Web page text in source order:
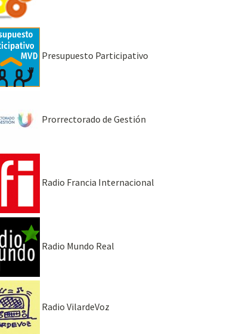
Presupuesto Participativo
Prorrectorado de Gestión
Radio Francia Internacional
Radio Mundo Real
Radio VilardeVoz